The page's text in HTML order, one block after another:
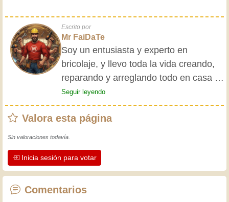
Escrito por
Mr FaiDaTe
Soy un entusiasta y experto en
bricolaje, y llevo toda la vida creando,
reparando y arreglando todo en casa y
para mis amigos. Mis abuelos me
enseñaron lo básico desde pequeño, y
desde entonces he adquirido una vasta
experiencia. ¡La experiencia enseña! Te
apreciar la dedicación que los
artesanos profesionales ponen en su
trabajo. Aprendamos juntos; cada día
Seguir leyendo
Valora esta página
Sin valoraciones todavía.
Inicia sesión para votar
Comentarios